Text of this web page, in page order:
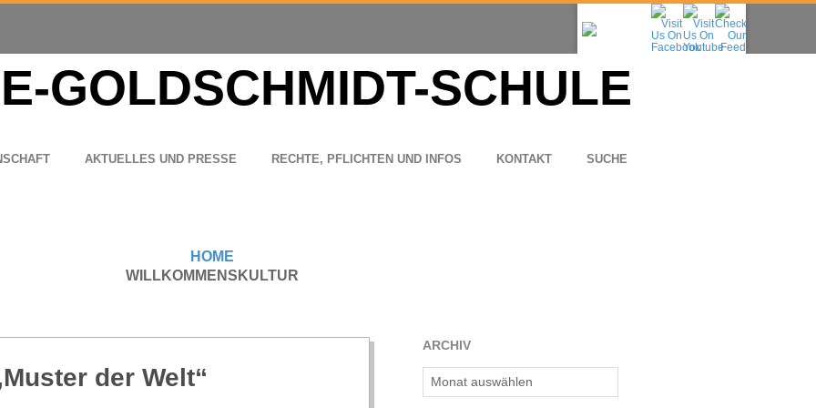
AKTU­EL­LES UND PRESSE RECHTE, PFLICH­TEN UND INFOS KON­TAKT SUCHE
HOME
WILLKOMMENSKULTUR
der Welt“
ARCHIV
Archiv